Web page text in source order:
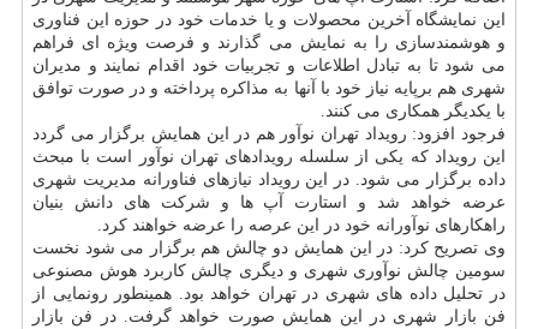
این نمایشگاه آخرین محصولات و یا خدمات خود در حوزه این فناوری
و هوشمندسازی را به نمایش می گذارند و فرصت ویژه ای فراهم
می شود تا به تبادل اطلاعات و تجربیات خود اقدام نمایند و مدیران
شهری هم برپایه نیاز خود با آنها به مذاكره پرداخته و در صورت توافق
با یكدیگر همكاری می كنند.
فرجود افزود: رویداد تهران نوآور هم در این همایش برگزار می گردد
این رویداد كه یكی از سلسله رویدادهای تهران نوآور است با مبحث
داده برگزار می شود. در این رویداد نیازهای فناورانه مدیریت شهری
عرضه خواهد شد و استارت آپ ها و شركت های دانش بنیان
راهكارهای نوآورانه خود در این عرصه را عرضه خواهند كرد.
وی تصریح كرد: در این همایش دو چالش هم برگزار می شود نخست
سومین چالش نوآوری شهری و دیگری چالش كاربرد هوش مصنوعی
در تحلیل داده های شهری در تهران خواهد بود. همینطور رونمایی از
فن بازار شهری در این همایش صورت خواهد گرفت. در فن بازار